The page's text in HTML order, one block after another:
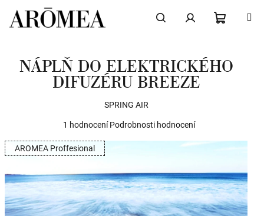
obsah
KOŠÍK
NÁPLŇ DO ELEKTRICKÉHO
DIFUZÉRU BREEZE
SPRING AIR
Průměrné
produktu
5,0
5
hvězdiček.
1 hodnocení Podrobnosti hodnocení
AROMEA Proffesional